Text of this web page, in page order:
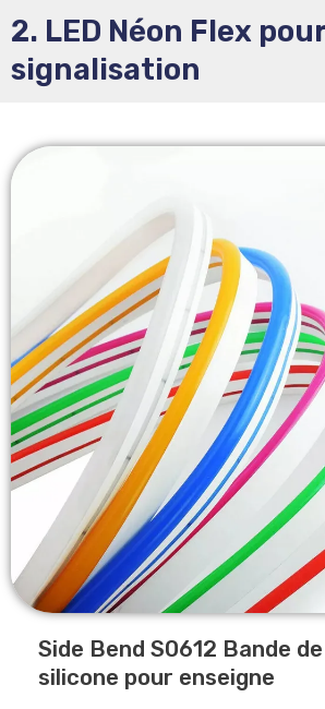
2. LED Néon Flex
signalisation
Side Bend S0612 Bande
silicone pour enseigne